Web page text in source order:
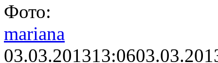
Фото:
mariana
03.03.201313:06